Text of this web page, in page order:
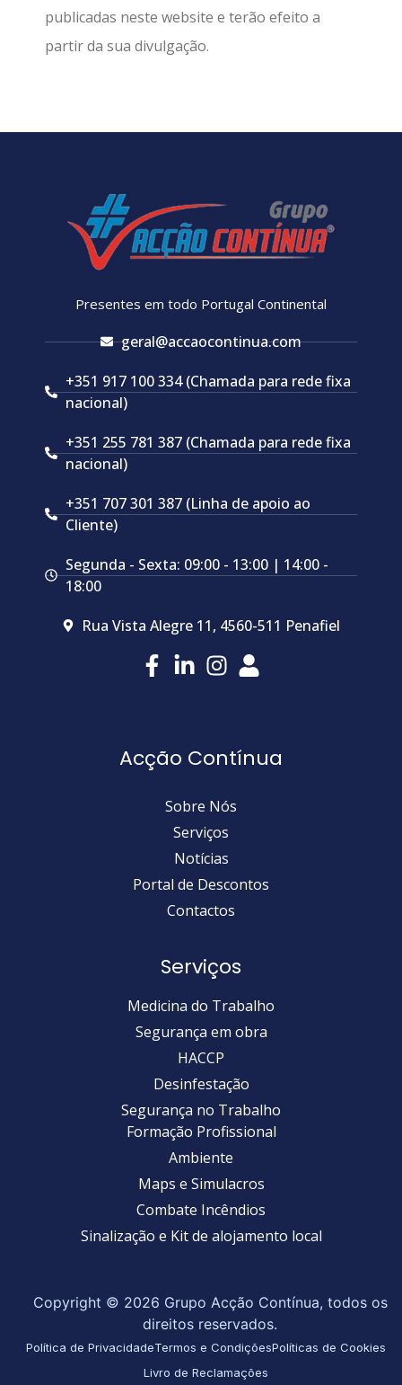
publicadas neste website e terão efeito a
partir da sua divulgação.
Presentes em todo Portugal Continental
geral@accaocontinua.com
+351 917 100 334 (Chamada para rede fixa
nacional)
+351 255 781 387 (Chamada para rede fixa
nacional)
+351 707 301 387 (Linha de apoio ao
Cliente)
Segunda - Sexta: 09:00 - 13:00 | 14:00 -
18:00
Rua Vista Alegre 11, 4560-511 Penafiel
Acção Contínua
Sobre Nós
Serviços
Notícias
Portal de Descontos
Contactos
Serviços
Medicina do Trabalho
Segurança em obra
HACCP
Desinfestação
Segurança no Trabalho
Formação Profissional
Ambiente
Maps e Simulacros
Combate Incêndios
Sinalização e Kit de alojamento local
Copyright © 2026 Grupo Acção Contínua, todos os
direitos reservados.
Política de PrivacidadeTermos e CondiçõesPolíticas de Cookies
Livro de Reclamações